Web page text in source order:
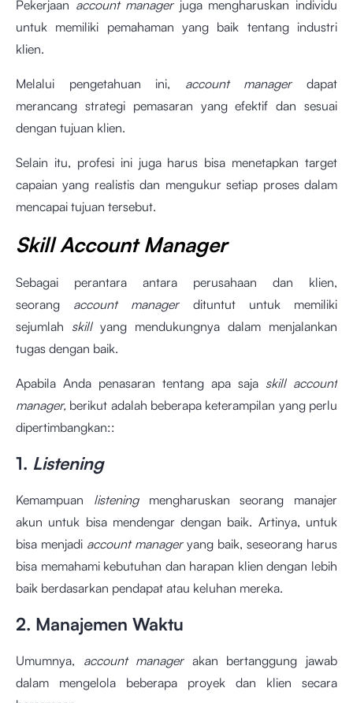
Pekerjaan account managerjuga mengharuskan individu
untuk memiliki pemahaman yang baik tentang industri
klien.
Melalui pengetahuan ini, account managerdapat
merancang strategi pemasaran yang efektif dan sesuai
dengan tujuan klien.
Selain itu, profesi ini juga harus bisa menetapkan target
capaian yang realistis dan mengukur setiap proses dalam
mencapai tujuan tersebut.
Skill Account Manager
Sebagai perantara antara perusahaan dan klien,
seorang account managerdituntut untuk memiliki
sejumlah skillyang mendukungnya dalam menjalankan
tugas dengan baik.
Apabila Anda penasaran tentang apa saja skill account
manager, berikut adalah beberapa keterampilan yang perlu
dipertimbangkan::
1. Listening
Kemampuan listeningmengharuskan seorang manajer
akun untuk bisa mendengar dengan baik. Artinya, untuk
bisa menjadi account manager yang baik, seseorang harus
bisa memahami kebutuhan dan harapan klien dengan lebih
baik berdasarkan pendapat atau keluhan mereka.
2. Manajemen Waktu
Umumnya, account manager akan bertanggung jawab
dalam mengelola beberapa proyek dan klien secara